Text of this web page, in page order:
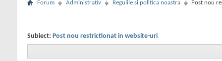
Forum Administrativ Regulile si politica noastra Post nou
Subiect: Post nou restrictionat in website-uri